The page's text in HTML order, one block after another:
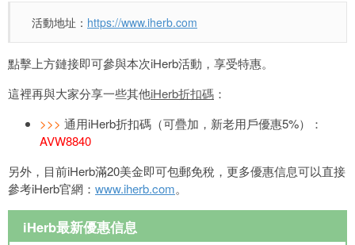
活動地址： https://www.iherb.com
點擊上方鏈接即可參與本次iHerb活動，享受特惠。
這裡再與大家分享一些其他iHerb折扣碼 ：
>>> 通用iHerb折扣碼（可疊加，新老用戶優惠5%）：
AVW8840
另外，目前iHerb滿20美金即可包郵免稅，更多優惠信息可以直接
參考iHerb官網： www.iherb.com。
iHerb最新優惠信息